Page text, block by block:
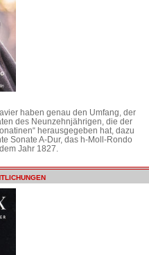
haben genau den Umfang, der
des Neunzehnjährigen, die der
herausgegeben hat, dazu
Sonate A-Dur, das h-Moll-Rondo
Jahr 1827.